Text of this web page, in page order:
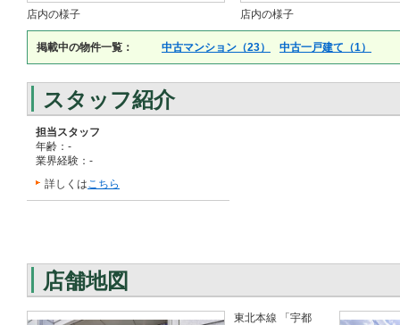
店内の様子 店内の様子
掲載中の物件一覧： 中古マンション（23） 中古一戸建て（1）
スタッフ紹介
担当スタッフ
年齢：-
業界経験：-
詳しくはこちら
店舗地図
東北本線 「宇都